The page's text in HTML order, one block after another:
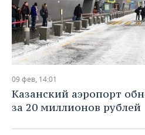
09 фев, 14:01
Казанский аэропорт
за 20 миллионов рублей